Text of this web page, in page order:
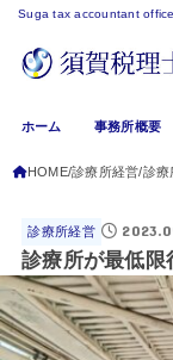
Suga tax accountant office
ホーム 事務所概要
HOME 診療所経営 診療
診療所経営
診療所が最低